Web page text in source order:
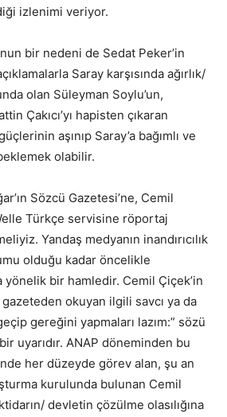
izlenimi veriyor.
bir nedeni de Sedat Peker’in
Saray karşısında ağırlık/
olan Süleyman Soylu’un,
Çakıcı’yı hapisten çıkaran
aşınıp Saray’a bağımlı ve
olabilir.
Sözcü Gazetesi’ne, Cemil
Türkçe servisine röportaj
Yandaş medyanın inandırıcılık
olduğu kadar öncelikle
yönelik bir hamledir. Cemil Çiçek’in
okuyan ilgili savcı ya da
gereğini yapmaları lazım:” sözü
uyarıdır. ANAP döneminden bu
her düzeyde görev alan, şu an
kurulunda bulunan Cemil
devletin çözülme olasılığına